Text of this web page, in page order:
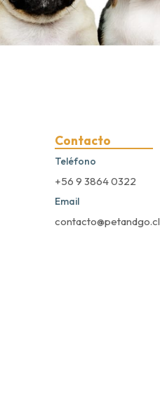
Contacto
Teléfono
+56 9 3864 0322
Email
contacto@petandgo.cl